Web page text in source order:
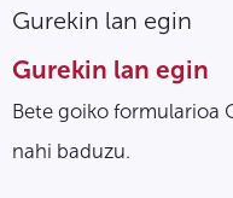
Gurekin lan egin
Gurekin lan egin
Bete goiko formularioa
nahi baduzu.